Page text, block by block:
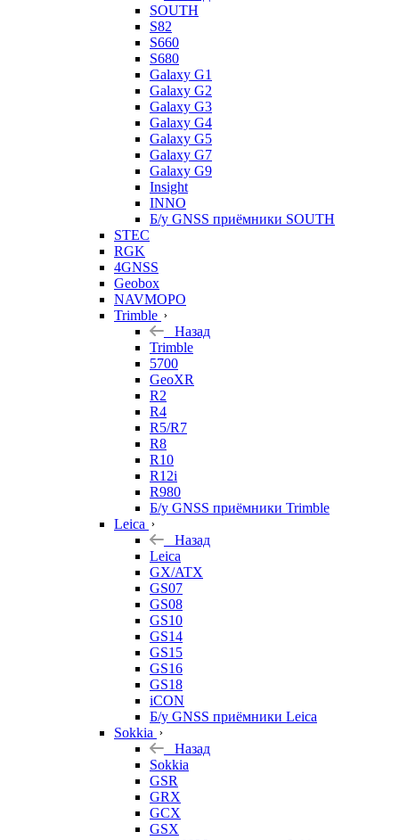
SOUTH
S82
S660
S680
Galaxy G1
Galaxy G2
Galaxy G3
Galaxy G4
Galaxy G5
Galaxy G7
Galaxy G9
Insight
INNO
Б/у GNSS приёмники SOUTH
STEC
RGK
4GNSS
Geobox
NAVMOPO
Trimble
Назад
Trimble
5700
GeoXR
R2
R4
R5/R7
R8
R10
R12i
R980
Б/у GNSS приёмники Trimble
Leica
Назад
Leica
GX/ATX
GS07
GS08
GS10
GS14
GS15
GS16
GS18
iCON
Б/у GNSS приёмники Leica
Sokkia
Назад
Sokkia
GSR
GRX
GCX
GSX